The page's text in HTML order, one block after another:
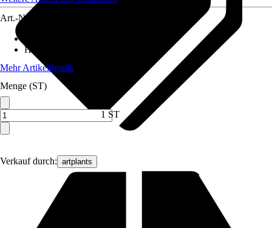
Verkauf durch: artplants
Art.-Nr.
Höhe
Mehr Artikeldetails
Menge (ST)
1 ST